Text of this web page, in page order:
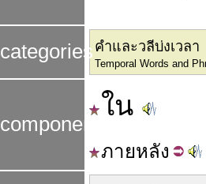
categories คำและวลีบ่งเวลา
Temporal Words and
components
ใน
ภายหลัง